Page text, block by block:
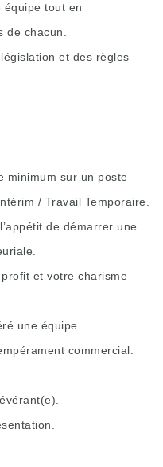
équipe tout en
de chacun.
et des règles
minimum sur un poste
/ Travail Temporaire.
de démarrer une
et votre charisme
une équipe.
commercial.